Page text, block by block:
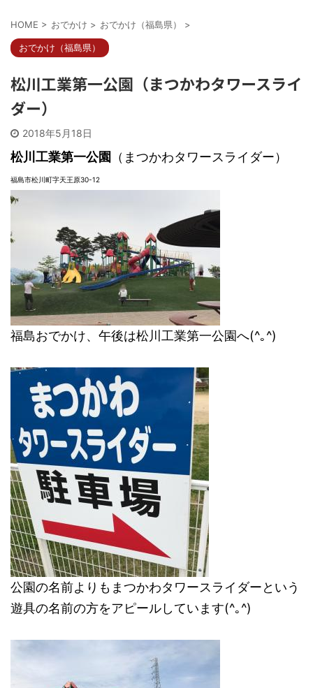
HOME > おでかけ > おでかけ（福島県） >
おでかけ（福島県）
松川工業第一公園（まつかわタワースライ
ダー）
2018年5月18日
松川工業第一公園 （まつかわタワースライダー）
福島市松川町字天王原30-12
福島おでかけ、午後は松川工業第一公園へ(^｡^)
公園の名前よりもまつかわタワースライダーという
遊具の名前の方をアピールしています(^｡^)